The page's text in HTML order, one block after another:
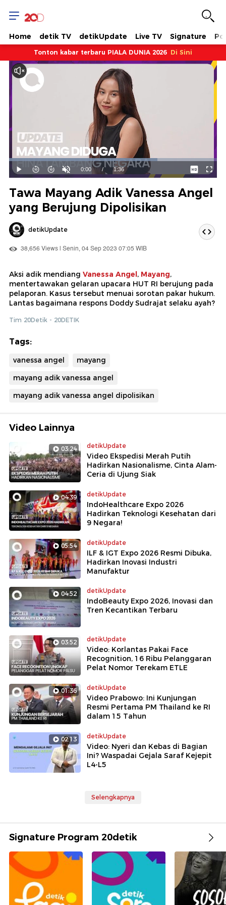
Home detik TV detikUpdate Live TV Signature
Tonton kabar terbaru PIALA DUNIA 2026 Di Sini
Mainkan
Suara
Hidup
Waktu
0:00 / Durasi
1:36
Dimuat:
71.29%
Tawa Mayang Adik Vanessa Angel
yang Berujung Dipolisikan
detikUpdate
38,656 Views | Senin, 04 Sep 2023 07:05 WIB
Aksi adik mendiang Vanessa Angel, Mayang,
mentertawakan gelaran upacara HUT RI berujung pada
pelaporan. Kasus tersebut menuai sorotan pakar hukum.
Lantas bagaimana respons Doddy Sudrajat selaku ayah?
Tim 20Detik - 20DETIK
Tags:
vanessa angel
mayang
mayang adik vanessa angel
mayang adik vanessa angel dipolisikan
Video Lainnya
03:24 detikUpdate
Video Ekspedisi Merah Putih
Hadirkan Nasionalisme, Cinta Alam-
Ceria di Ujung Siak
04:39 detikUpdate
IndoHealthcare Expo 2026
Hadirkan Teknologi Kesehatan dari
9 Negara!
05:54 detikUpdate
ILF & IGT Expo 2026 Resmi Dibuka,
Hadirkan Inovasi Industri
Manufaktur
04:52 detikUpdate
IndoBeauty Expo 2026, Inovasi dan
Tren Kecantikan Terbaru
03:52 detikUpdate
Video: Korlantas Pakai Face
Recognition, 16 Ribu Pelanggaran
Pelat Nomor Terekam ETLE
01:36 detikUpdate
Video Prabowo: Ini Kunjungan
Resmi Pertama PM Thailand ke RI
dalam 15 Tahun
02:13 detikUpdate
Video: Nyeri dan Kebas di Bagian
Ini? Waspadai Gejala Saraf Kejepit
L4-L5
Selengkapnya
Signature Program 20detik